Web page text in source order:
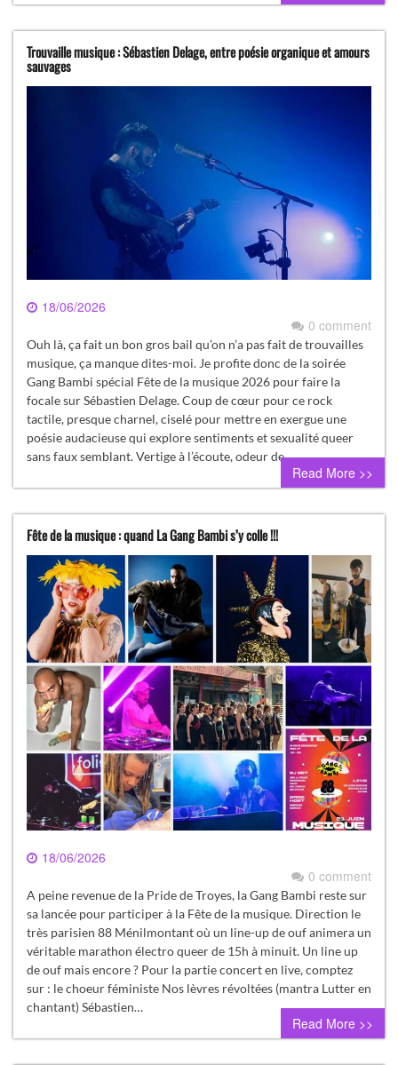
Trouvaille musique : Sébastien Delage, entre poésie organique et amours
sauvages
18/06/2026
0 comment
Ouh là, ça fait un bon gros bail qu’on n’a pas fait de trouvailles
musique, ça manque dites-moi. Je profite donc de la soirée
Gang Bambi spécial Fête de la musique 2026 pour faire la
focale sur Sébastien Delage. Coup de cœur pour ce rock
tactile, presque charnel, ciselé pour mettre en exergue une
poésie audacieuse qui explore sentiments et sexualité queer
sans faux semblant. Vertige à l’écoute, odeur de…
Read More >>
Fête de la musique : quand La Gang Bambi s’y colle !!!
18/06/2026
0 comment
A peine revenue de la Pride de Troyes, la Gang Bambi reste sur
sa lancée pour participer à la Fête de la musique. Direction le
très parisien 88 Ménilmontant où un line-up de ouf animera un
véritable marathon électro queer de 15h à minuit. Un line up
de ouf mais encore ? Pour la partie concert en live, comptez
sur : le choeur féministe Nos lèvres révoltées (mantra Lutter en
chantant) Sébastien…
Read More >>